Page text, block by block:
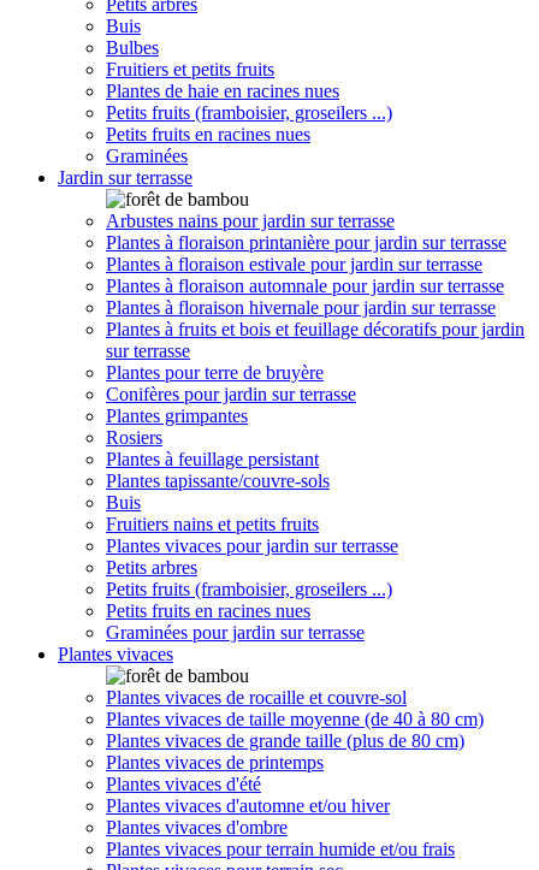
Petits arbres
Buis
Bulbes
Fruitiers et petits fruits
Plantes de haie en racines nues
Petits fruits (framboisier, groseilers ...)
Petits fruits en racines nues
Graminées
Jardin sur terrasse
Arbustes nains pour jardin sur terrasse
Plantes à floraison printanière pour jardin sur terrasse
Plantes à floraison estivale pour jardin sur terrasse
Plantes à floraison automnale pour jardin sur terrasse
Plantes à floraison hivernale pour jardin sur terrasse
Plantes à fruits et bois et feuillage décoratifs pour jardin
sur terrasse
Plantes pour terre de bruyère
Conifères pour jardin sur terrasse
Plantes grimpantes
Rosiers
Plantes à feuillage persistant
Plantes tapissante/couvre-sols
Buis
Fruitiers nains et petits fruits
Plantes vivaces pour jardin sur terrasse
Petits arbres
Petits fruits (framboisier, groseilers ...)
Petits fruits en racines nues
Graminées pour jardin sur terrasse
Plantes vivaces
Plantes vivaces de rocaille et couvre-sol
Plantes vivaces de taille moyenne (de 40 à 80 cm)
Plantes vivaces de grande taille (plus de 80 cm)
Plantes vivaces de printemps
Plantes vivaces d'été
Plantes vivaces d'automne et/ou hiver
Plantes vivaces d'ombre
Plantes vivaces pour terrain humide et/ou frais